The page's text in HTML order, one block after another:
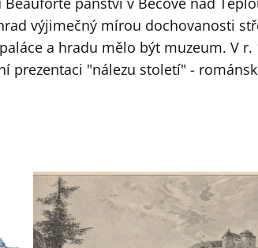
výjimečný mírou dochovanosti
a hradu mělo být muzeum. V
prezentaci "nálezu století" -